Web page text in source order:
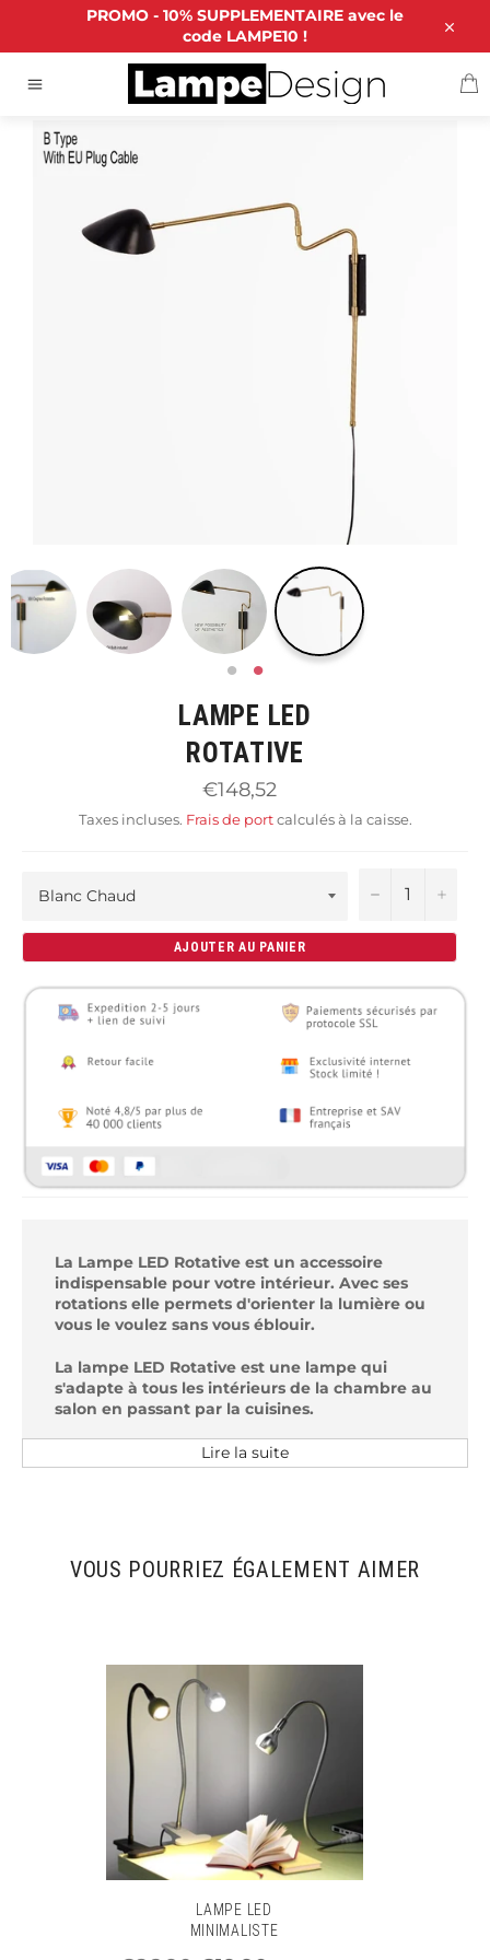
contenu
PROMO - 10% SUPPLEMENTAIRE avec le
code LAMPE10 !
ACCUEIL LAMPE LED ROTATIVE
LAMPE LED
ROTATIVE
Prix
régulier
€148,52
Taxes incluses. Frais de portcalculés à la caisse.
− +
AJOUTER AU PANIER
La Lampe LED Rotative est un accessoire
indispensable pour votre intérieur. Avec ses
rotations elle permets d'orienter la lumière ou
vous le voulez sans vous éblouir.
La lampe LED Rotative est une lampe qui
s'adapte à tous les intérieurs de la chambre au
salon en passant par la cuisines.
Zone d'éclairage: 10 mètres
Lire la suite
VOUS POURRIEZ ÉGALEMENT AIMER
LAMPE LED
MINIMALISTE